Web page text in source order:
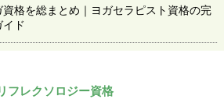
資格を総まとめ｜ヨガセラピスト資格の完
イド
フレクソロジー資格